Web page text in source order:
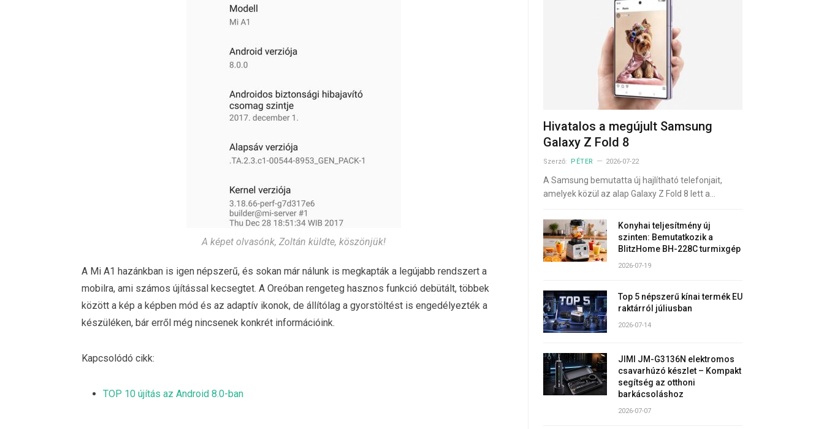
A képet olvasónk, Zoltán küldte, köszönjük!
A Mi A1 hazánkban is igen népszerű, és sokan már nálunk is megkapták a legújabb rendszert a
mobilra, ami számos újítással kecsegtet. A Oreóban rengeteg hasznos funkció debütált, többek
között a kép a képben mód és az adaptív ikonok, de állítólag a gyorstöltést is engedélyezték a
készüléken, bár erről még nincsenek konkrét információink.
Kapcsolódó cikk:
TOP 10 újítás az Android 8.0-ban
Hivatalos a megújult Samsung
Galaxy Z Fold 8
Szerző: PÉTER 2026-07-22
A Samsung bemutatta új hajlítható telefonjait,
amelyek közül az alap Galaxy Z Fold 8 lett a…
Konyhai teljesítmény új
szinten: Bemutatkozik a
BlitzHome BH-228C turmixgép
2026-07-19
Top 5 népszerű kínai termék EU
raktárról júliusban
2026-07-14
JIMI JM-G3136N elektromos
csavarhúzó készlet – Kompakt
segítség az otthoni
barkácsoláshoz
2026-07-07